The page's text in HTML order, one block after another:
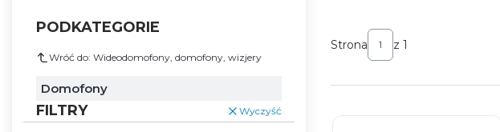
PODKATEGORIE
Wróć do: Wideodomofony, domofony, wizjery
Domofony
FILTRY Wyczyść
Strona z 1